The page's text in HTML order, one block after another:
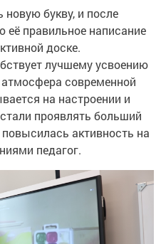
букву, и после
правильное написание
доске.
лучшему усвоению
современной
на настроении и
проявлять больший
активность на
педагог.